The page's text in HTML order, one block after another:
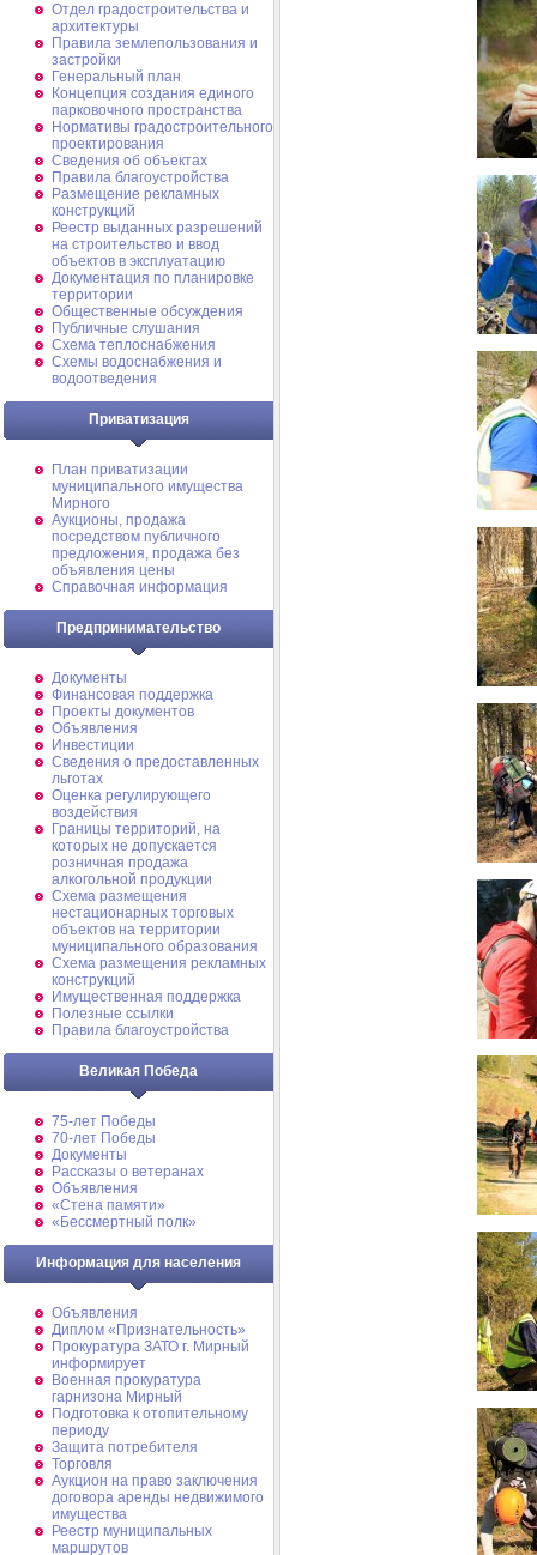
Отдел градостроительства и
архитектуры
Правила землепользования и
застройки
Генеральный план
Концепция создания единого
парковочного пространства
Нормативы градостроительного
проектирования
Сведения об объектах
Правила благоустройства
Размещение рекламных
конструкций
Реестр выданных разрешений
на строительство и ввод
объектов в эксплуатацию
Документация по планировке
территории
Общественные обсуждения
Публичные слушания
Схема теплоснабжения
Схемы водоснабжения и
водоотведения
Приватизация
План приватизации
муниципального имущества
Мирного
Аукционы, продажа
посредством публичного
предложения, продажа без
объявления цены
Справочная информация
Предпринимательство
Документы
Финансовая поддержка
Проекты документов
Объявления
Инвестиции
Сведения о предоставленных
льготах
Оценка регулирующего
воздействия
Границы территорий, на
которых не допускается
розничная продажа
алкогольной продукции
Схема размещения
нестационарных торговых
объектов на территории
муниципального образования
Схема размещения рекламных
конструкций
Имущественная поддержка
Полезные ссылки
Правила благоустройства
Великая Победа
75-лет Победы
70-лет Победы
Документы
Рассказы о ветеранах
Объявления
«Стена памяти»
«Бессмертный полк»
Информация для населения
Объявления
Диплом «Признательность»
Прокуратура ЗАТО г. Мирный
информирует
Военная прокуратура
гарнизона Мирный
Подготовка к отопительному
периоду
Защита потребителя
Торговля
Аукцион на право заключения
договора аренды недвижимого
имущества
Реестр муниципальных
маршрутов